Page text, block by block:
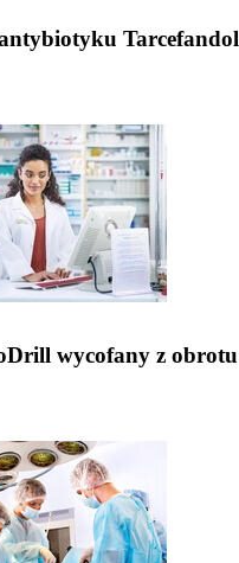
Tarcefandol
wycofany z obrotu